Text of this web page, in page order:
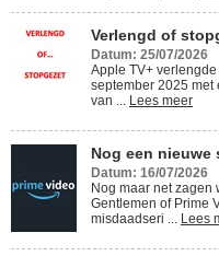
Verlengd of
Datum: 25/07/2026
Apple TV+
september 2025 met
van ... Lees meer
Nog een nieuwe
Datum: 16/07/2026
Nog maar net zagen
Gentlemen of Prime
misdaadseri ... Lees